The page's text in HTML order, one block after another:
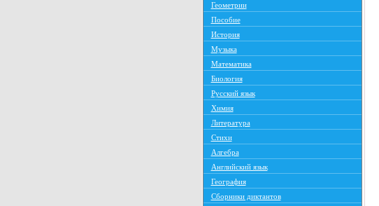
Геометрии
Пособие
История
Музыка
Математика
Биология
Русский язык
Химия
Литература
Стихи
Алгебра
Английский язык
География
Сборники диктантов